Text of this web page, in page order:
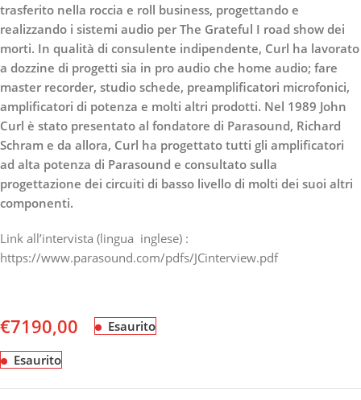
trasferito nella roccia e roll business, progettando e
realizzando i sistemi audio per The Grateful I road show dei
morti. In qualità di consulente indipendente, Curl ha lavorato
a dozzine di progetti sia in pro audio che home audio; fare
master recorder, studio schede, preamplificatori microfonici,
amplificatori di potenza e molti altri prodotti. Nel 1989 John
Curl è stato presentato al fondatore di Parasound, Richard
Schram e da allora, Curl ha progettato tutti gli amplificatori
ad alta potenza di Parasound e consultato sulla
progettazione dei circuiti di basso livello di molti dei suoi altri
componenti.
Link all’intervista (lingua inglese) :
https://www.parasound.com/pdfs/JCinterview.pdf
€7190,00 Esaurito
Esaurito